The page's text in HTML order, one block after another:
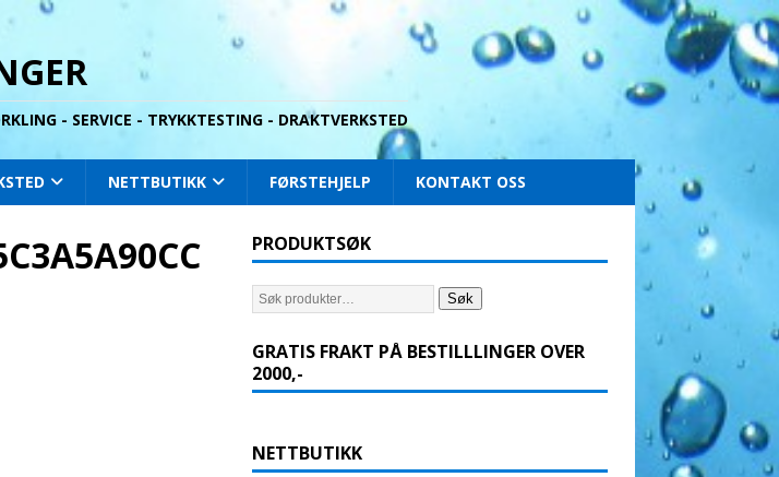
- SERVICE - TRYKKTESTING - DRAKTVERKSTED
NETTBUTIKK FØRSTEHJELP KONTAKT OSS
PRODUKTSØK
Søk
GRATIS FRAKT PÅ BESTILLLINGER OVER
2000,-
NETTBUTIKK